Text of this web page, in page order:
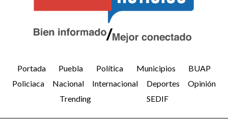
Portada Puebla Política Municipios
BUAP
Policiaca
Nacional Internacional Deportes
Opinión
Trending
SEDIF